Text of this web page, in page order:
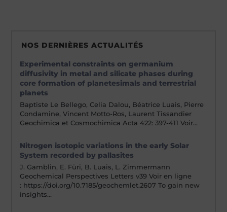
NOS DERNIÈRES ACTUALITÉS
Experimental constraints on germanium
diffusivity in metal and silicate phases during
core formation of planetesimals and terrestrial
planets
Baptiste Le Bellego, Celia Dalou, Béatrice Luais, Pierre
Condamine, Vincent Motto-Ros, Laurent Tissandier
Geochimica et Cosmochimica Acta 422: 397-411 Voir…
Nitrogen isotopic variations in the early Solar
System recorded by pallasites
J. Gamblin, E. Füri, B. Luais, L. Zimmermann
Geochemical Perspectives Letters v39 Voir en ligne
: https://doi.org/10.7185/geochemlet.2607 To gain new
insights…